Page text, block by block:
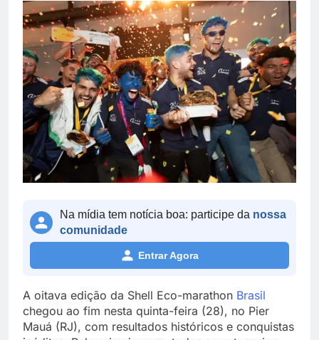
Na mídia tem notícia boa: participe da nossa
comunidade
Entrar Agora
A oitava edição da Shell Eco-marathon Brasil
chegou ao fim nesta quinta-feira (28), no Pier
Mauá (RJ), com resultados históricos e conquistas